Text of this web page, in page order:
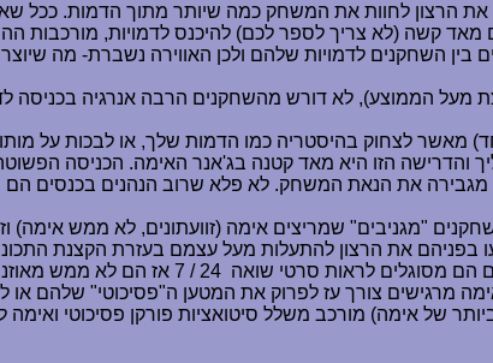
הרצון לחוות את המשחק כמה שיותר מתוך הדמות. ככל
קשה (לא צריך לספר לכם) להיכנס לדמויות, מורכבות
השחקנים לדמויות שלהם ולכן האווירה נשברת- מה
מעל הממוצע), לא דורש מהשחקנים הרבה אנרגיה
מאשר לצחוק בהיסטריה כמו הדמות שלך, או לבכות על
והדרישה הזו היא מאד קטנה בג'אנר האימה. הכניסה
את הנאת המשחק. לא פלא שרוב הנהנים בכנסים הם
"מגניבים" שמריצים אימה (זוועתונים, לא ממש
בפניהם את הרצון להתעלות מעל עצמם בעזרת הקצנת
הם מסוגלים לראות סרטי שואה
24 / 7 אז הם לא ממש
מרגישים צורך עז לפרוק את המטען ה"פסיכוטי" שלהם
ביותר של אימה) מורכב משלל סיטואציות פורקן פסיכוטי